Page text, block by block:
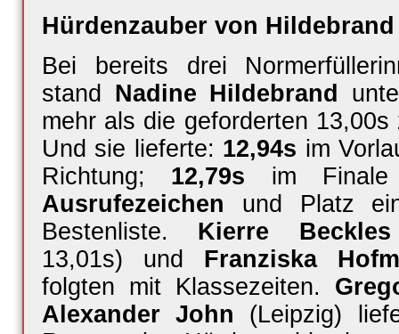
Hürdenzauber von
Bei bereits drei
stand Nadine Hildebrand
mehr als die geforderten 13,00s
Und sie lieferte: 12,94s im
Richtung; 12,79s im Finale
Ausrufezeichen und Platz
Bestenliste. Kierre Beckles
13,01s) und Franziska
folgten mit Klassezeiten.
Alexander John (Leipzig)